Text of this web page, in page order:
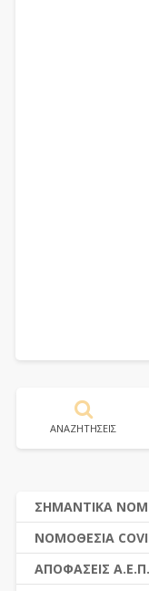
ΑΝΑΖΗΤΗΣΕΙΣ
ΣΗΜΑΝΤΙΚΑ
ΔΗΜΟΣΙΕΣ
ΔΗΜΟΤΙΚΟΣ
ΚΑΛΛΙΚΡΑΤΗΣ
ΝΟΜΟΘΕΣΙΑ
ΝΟΜΟΘΕΣΙΑ -
ΑΠΟΦΑΣΕΙΣ